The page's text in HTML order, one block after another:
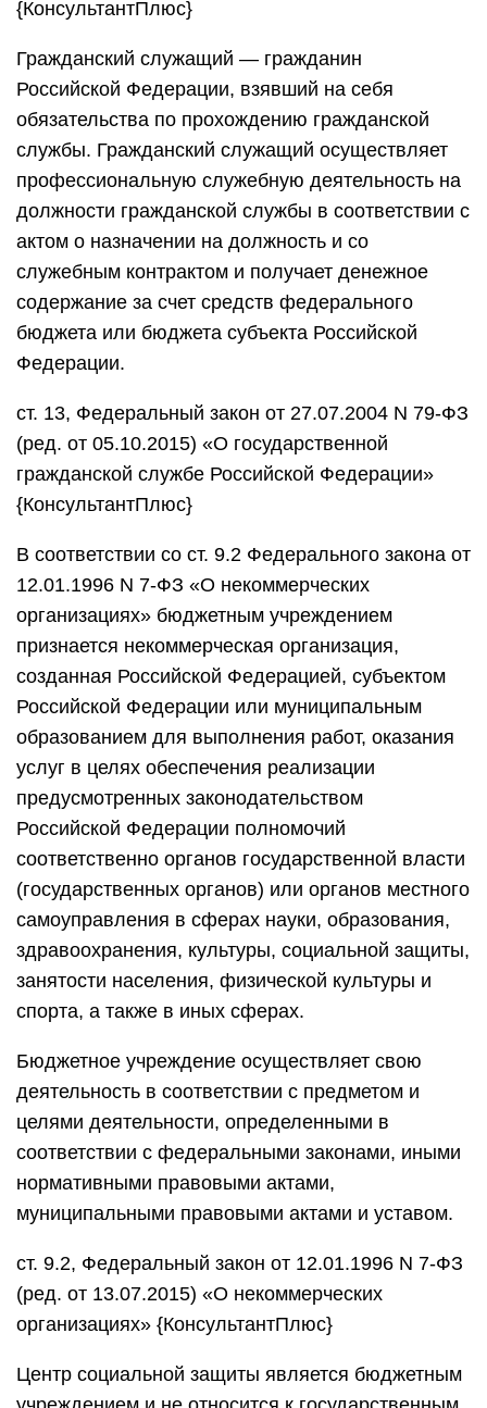
{КонсультантПлюс}
Гражданский служащий — гражданин
Российской Федерации, взявший на себя
обязательства по прохождению гражданской
службы. Гражданский служащий осуществляет
профессиональную служебную деятельность на
должности гражданской службы в соответствии с
актом о назначении на должность и со
служебным контрактом и получает денежное
содержание за счет средств федерального
бюджета или бюджета субъекта Российской
Федерации.
ст. 13, Федеральный закон от 27.07.2004 N 79-ФЗ
(ред. от 05.10.2015) «О государственной
гражданской службе Российской Федерации»
{КонсультантПлюс}
В соответствии со ст. 9.2 Федерального закона от
12.01.1996 N 7-ФЗ «О некоммерческих
организациях» бюджетным учреждением
признается некоммерческая организация,
созданная Российской Федерацией, субъектом
Российской Федерации или муниципальным
образованием для выполнения работ, оказания
услуг в целях обеспечения реализации
предусмотренных законодательством
Российской Федерации полномочий
соответственно органов государственной власти
(государственных органов) или органов местного
самоуправления в сферах науки, образования,
здравоохранения, культуры, социальной защиты,
занятости населения, физической культуры и
спорта, а также в иных сферах.
Бюджетное учреждение осуществляет свою
деятельность в соответствии с предметом и
целями деятельности, определенными в
соответствии с федеральными законами, иными
нормативными правовыми актами,
муниципальными правовыми актами и уставом.
ст. 9.2, Федеральный закон от 12.01.1996 N 7-ФЗ
(ред. от 13.07.2015) «О некоммерческих
организациях» {КонсультантПлюс}
Центр социальной защиты является бюджетным